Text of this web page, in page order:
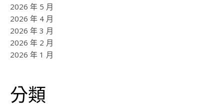
2026 年 5 月
2026 年 4 月
2026 年 3 月
2026 年 2 月
2026 年 1 月
分類